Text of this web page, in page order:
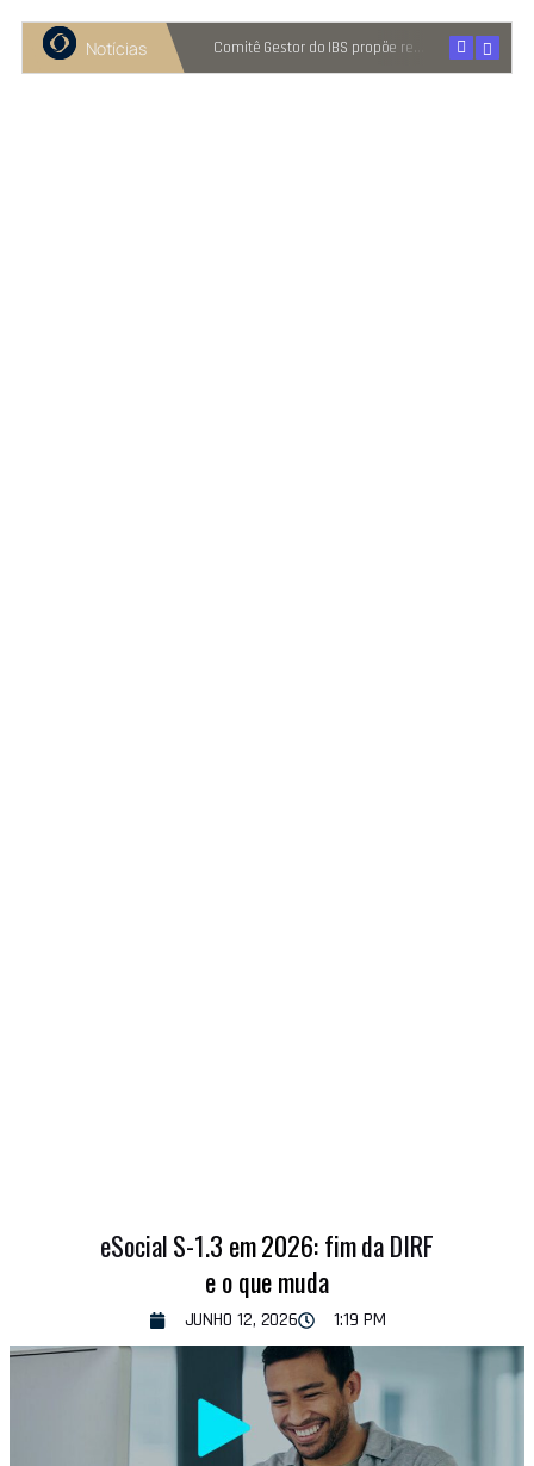
Notícias
Recuperação judicial cresce entre micro e pequenas empresas Comitê Gestor do IBS propõe reter metade de 2027
eSocial S-1.3 em 2026: fim da DIRF
e o que muda
JUNHO 12, 2026 1:19 PM